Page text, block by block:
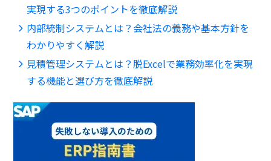
実現する3つのポイントを徹底解説
内部統制システムとは？会社法の義務や基本方針を
わかりやすく解説
見積管理システムとは？脱Excelで業務効率化を実現
する機能と選び方を徹底解説